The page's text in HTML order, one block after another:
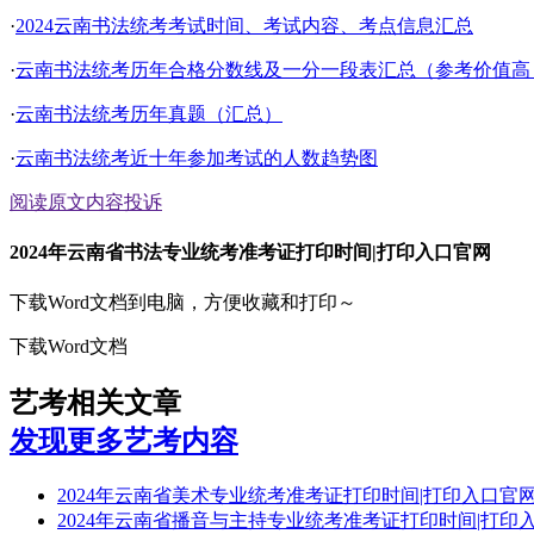
·2024云南书法统考考试时间、考试内容、考点信息汇总
·云南书法统考历年合格分数线及一分一段表汇总（参考价值高
·云南书法统考历年真题（汇总）
·云南书法统考近十年参加考试的人数趋势图
阅读原文内容投诉
2024年云南省书法专业统考准考证打印时间|打印入口官网
下载Word文档到电脑，方便收藏和打印～
下载Word文档
艺考相关文章
发现更多艺考内容
2024年云南省美术专业统考准考证打印时间|打印入口官网
2024年云南省播音与主持专业统考准考证打印时间|打印